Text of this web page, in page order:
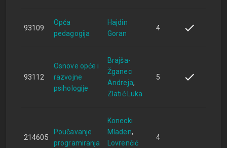
93109
Opća
pedagogija
Hajdin
Goran
4
93112
Osnove opće i
razvojne
psihologije
Brajša-
Žganec
Andreja
Zlatić Luka
5
214605
Poučavanje
programiranja
Konecki
Mladen
Lovrenčić
4